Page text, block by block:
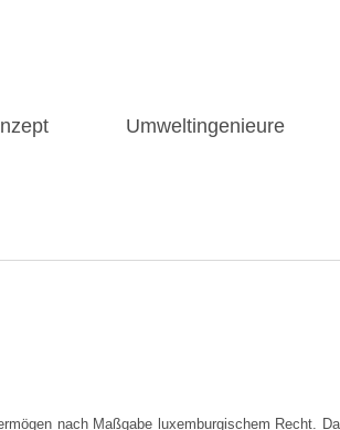
Umweltingenieure
nach Maßgabe luxemburgischem Recht.